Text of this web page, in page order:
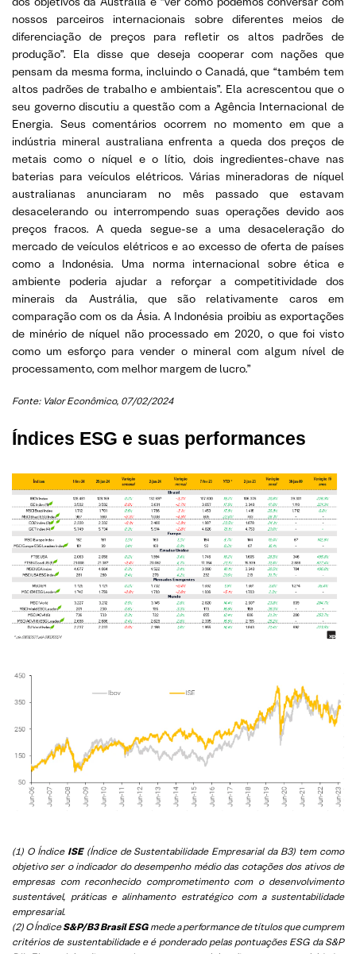
nossos parceiros internacionais sobre diferentes meios de
diferenciação de preços para refletir os altos padrões de
produção”. Ela disse que deseja cooperar com nações que
pensam da mesma forma, incluindo o Canadá, que “também tem
altos padrões de trabalho e ambientais”. Ela acrescentou que o
seu governo discutiu a questão com a Agência Internacional de
Energia. Seus comentários ocorrem no momento em que a
indústria mineral australiana enfrenta a queda dos preços de
metais como o níquel e o lítio, dois ingredientes-chave nas
baterias para veículos elétricos. Várias mineradoras de níquel
australianas anunciaram no mês passado que estavam
desacelerando ou interrompendo suas operações devido aos
preços fracos. A queda segue-se a uma desaceleração do
mercado de veículos elétricos e ao excesso de oferta de países
como a Indonésia. Uma norma internacional sobre ética e
ambiente poderia ajudar a reforçar a competitividade dos
minerais da Austrália, que são relativamente caros em
comparação com os da Ásia. A Indonésia proibiu as exportações
de minério de níquel não processado em 2020, o que foi visto
como um esforço para vender o mineral com algum nível de
processamento, com melhor margem de lucro.”
Fonte: Valor Econômico, 07/02/2024
Índices ESG e suas performances
(1) O Índice ISE(Índice de Sustentabilidade Empresarial da B3) tem como
objetivo ser o indicador do desempenho médio das cotações dos ativos de
empresas com reconhecido comprometimento com o desenvolvimento
sustentável, práticas e alinhamento estratégico com a sustentabilidade
empresarial.
(2) O ÍndiceS&P/B3 Brasil ESGmede a performance de títulos que cumprem
critérios de sustentabilidade e é ponderado pelas pontuações ESG da S&P